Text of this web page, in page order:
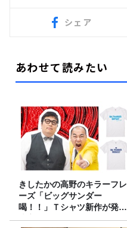
シェア
あわせて読みたい
きしたかの高野のキラーフレ
ーズ「ビッグサンダー
喝！！」Ｔシャツ新作が発売
決定！